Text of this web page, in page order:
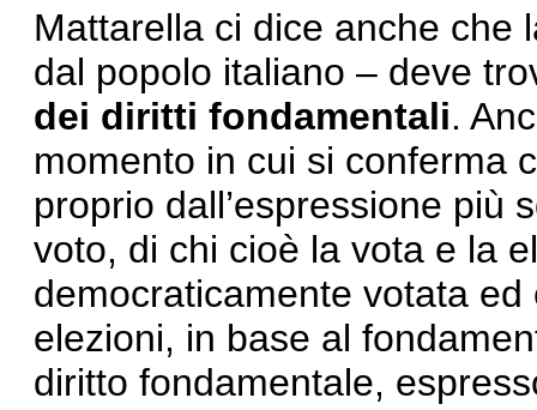
Mattarella ci dice anche che
dal popolo italiano – deve
dei diritti fondamentali.
momento in cui si conferma
proprio dall’espressione più
voto, di chi cioè la vota e la
democraticamente votata
elezioni, in base al
diritto fondamentale,